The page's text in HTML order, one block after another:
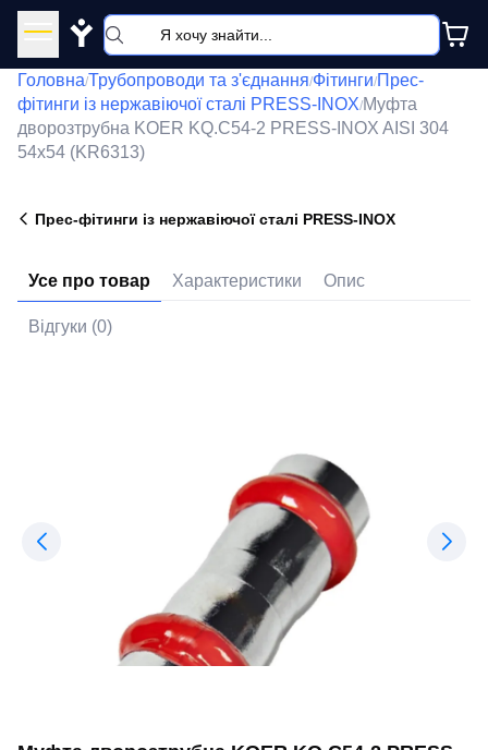
Y
Головна/Трубопроводи та з'єднання/Фітинги/Прес-
фітинги із нержавіючої сталі PRESS-INOX/Муфта
дворозтрубна KOER KQ.C54-2 PRESS-INOX AISI 304
54x54 (KR6313)
Прес-фітинги із нержавіючої сталі PRESS-INOX
Усе про товар Характеристики Опис
Відгуки (0)